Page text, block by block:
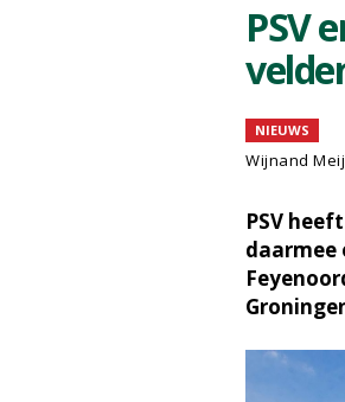
PSV
NIEUWS
Wijnand
PSV
daarmee